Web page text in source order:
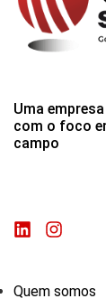
Uma
com o foco
campo
Quem somos